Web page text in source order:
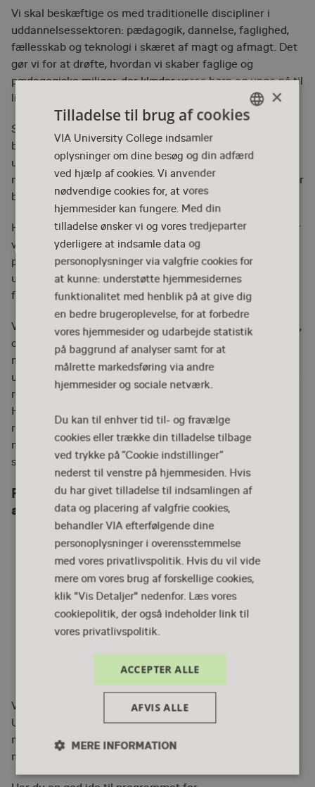
Vi skal beskæftige os med traditionelle discipliner i
uddannelsessektoren: pædagogik, dannelse, faglighed,
fællesskab og teknologi i skæret af magt og afmagt. Det
gør vi for at drøfte, hvordan vi skaber faglige og
pædagogiske miljøer, der klæder vores børn og unge på til
livet.
Som elev, studerende, underviser, forældre,
beslutningstager, politiker og meningsdanner i
uddannelsessystemet har vi hver især og i fællesskab
magt til at træffe beslutninger, der på kort og lang sigt får
betydning for de muligheder, uddannelse giver.
Hvordan balancerer vi forholdet mellem magt og agt, når
vi ser på vores ansvar, pligt og interesser i at træffe
professionelle beslutninger i klasselokalet, på
uddannelsesinstitutionen og i det politiske
forhandlingsrum?
Ved siden af magten står afmagten. Måske ikke samtidig,
og ikke nødvendigvis over for de beslutninger,
magthavere træffer på fællesskabets vegne i
uddannelsesøjemed. Heldigvis. Men den viser sig som en
reaktion på dét, der sker i det nære og i det fjerne.
Hvordan udfordrer afmagten vores handlekraft, vores
relationer og vores tro på, at vi kan gøre en forskel i og
med uddannelse? Og hvordan håndterer vi den ydre uro,
så den ikke forplanter sig i undervisningen?
Programmet er under udvikling, og vi søger
at skabe debatter, oplæg og samtaler om:
Tillidskrise: relationer, AI og viden
Autoritet, demokratisk dannelse og polaritet
Prestige i uddannelsesvalg: fra videnssamfund til
håndværkersamfund
Perfekthedskultur og modstand mod langsomme
læreprocesser
Den gode undervisning, self-efficacy,
normalitetsbegrebet
Vi løfter løbende sløret for indhold på
Uddannelsesdebatten 2026. Hvis du tilmelder dig
nyhedsbrevet her på siden, giver vi besked, når der er
mere nyt om program, tilmelding osv.
DANISH
×
Tilladelse til brug af cookies
VIA University College indsamler
oplysninger om dine besøg og din adfærd
ved hjælp af cookies. Vi anvender
nødvendige cookies for, at vores
hjemmesider kan fungere. Med din
tilladelse ønsker vi og vores tredjeparter
yderligere at indsamle data og
personoplysninger via valgfrie cookies for
at kunne: understøtte hjemmesidernes
funktionalitet med henblik på at give dig
en bedre brugeroplevelse, for at forbedre
vores hjemmesider og udarbejde statistik
på baggrund af analyser samt for at
målrette markedsføring via andre
hjemmesider og sociale netværk.
Du kan til enhver tid til- og fravælge
cookies eller trække din tilladelse tilbage
ved trykke på ”Cookie indstillinger”
nederst til venstre på hjemmesiden. Hvis
du har givet tilladelse til indsamlingen af
data og placering af valgfrie cookies,
behandler VIA efterfølgende dine
personoplysninger i overensstemmelse
med vores privatlivspolitik. Hvis du vil vide
mere om vores brug af forskellige cookies,
klik "Vis Detaljer" nedenfor. Læs vores
cookiepolitik, der også indeholder link til
vores privatlivspolitik.
ACCEPTER ALLE
AFVIS ALLE
MERE INFORMATION
Nødvendige Performance